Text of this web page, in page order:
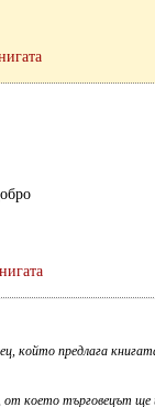
който предлага
от което търговецът ще